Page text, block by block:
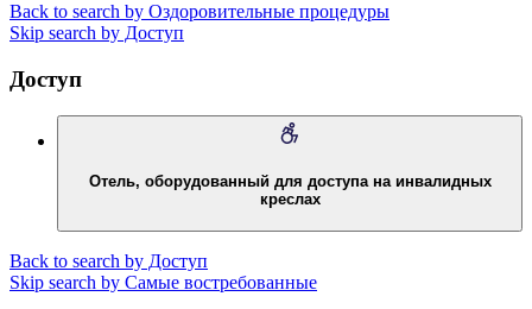
Back to search by Оздоровительные процедуры
Skip search by Доступ
Доступ
Отель, оборудованный для доступа на инвалидных
креслах
Back to search by Доступ
Skip search by Самые востребованные